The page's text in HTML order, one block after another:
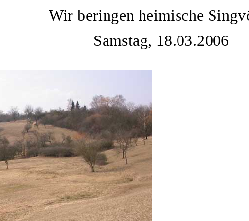
Wir beringen heimische
Samstag, 18.03.2006